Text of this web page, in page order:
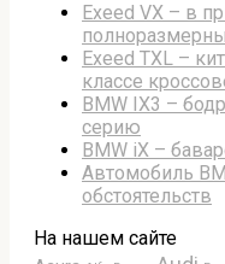
Exeed VX – в
Exeed TXL –
классе
BMW IX3 –
серию
BMW iX –
Автомобиль
обстоятельств
На нашем сайте